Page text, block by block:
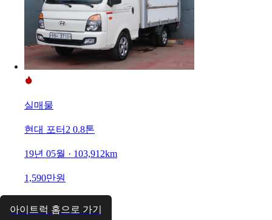
실매물
현대 포터2 0.8톤
19년 05월 · 103,912km
1,590만원
아이트럭 홈으로 가기